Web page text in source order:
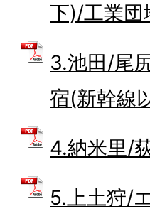
下)/工業団
3.池田/尾
宿(新幹線
4.納米里/
5.上土狩/